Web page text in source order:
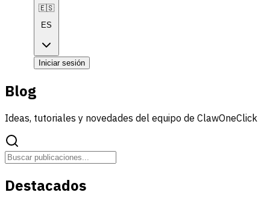
🇪🇸
ES
Iniciar sesión
Blog
Ideas, tutoriales y novedades del equipo de ClawOneClick
Destacados